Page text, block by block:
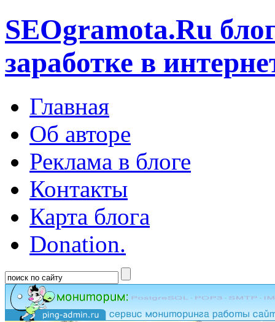
SEOgramota.Ru
заработке в
Главная
Об авторе
Реклама в блоге
Контакты
Карта блога
Donation.